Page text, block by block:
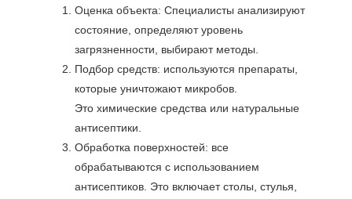
Оценка объекта: Специалисты анализируют
состояние, определяют уровень
загрязненности, выбирают методы.
Подбор средств: используются препараты,
которые уничтожают микробов.
Это химические средства или натуральные
антисептики.
Обработка поверхностей: все
обрабатываются с использованием
антисептиков. Это включает столы, стулья,